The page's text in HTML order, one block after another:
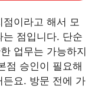
이라고 해서 모
점입니다. 단순
업무는 가능하지
점 승인이 필요해
든요. 방문 전에 가